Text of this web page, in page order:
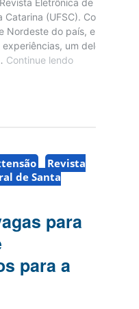
Revista
de Santa
para
para a